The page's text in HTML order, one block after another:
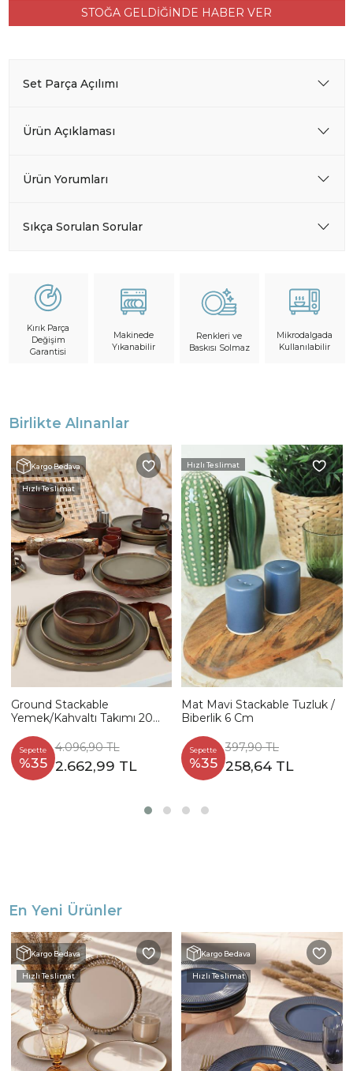
STOĞA GELDİĞİNDE HABER VER
Set Parça Açılımı
Ürün Açıklaması
Ürün Yorumları
Sıkça Sorulan Sorular
Kırık Parça
Değişim
Garantisi
Makinede
Yıkanabilir
Renkleri ve
Baskısı Solmaz
Mikrodalgada
Kullanılabilir
Birlikte Alınanlar
Kargo Bedava
Hızlı Teslimat
Ground Stackable
Yemek/Kahvaltı Takımı 20
Sepette
%35
4.096,90 TL
2.662,99 TL
Hızlı Teslimat
Mat Mavi Stackable Tuzluk /
Biberlik 6 Cm
Sepette
%35
397,90 TL
258,64 TL
En Yeni Ürünler
Kargo Bedava
Hızlı Teslimat
Kargo Bedava
Hızlı Teslimat